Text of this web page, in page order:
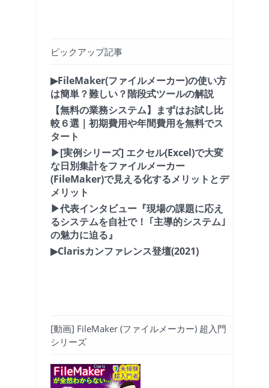
ピックアップ記事
▶FileMaker(ファイルメーカー)の使い方
は簡単？難しい？階段式ツールの解説
【無料の業務システム】まずはお試し比
較６選｜初期費用や年間費用を無料でス
タート
▶[実例シリーズ] エクセル(Excel)で大変
な日別集計をファイルメーカー
(FileMaker)で見える化するメリットとデ
メリット
▶代表インタビュー『現場の課題に応え
るシステムを自社で！ ｢主導的システム｣
の魅力に迫る』
▶Clarisカンファレンス登壇(2021)
[動画] FileMaker (ファイルメーカー) 超入門
シリーズ